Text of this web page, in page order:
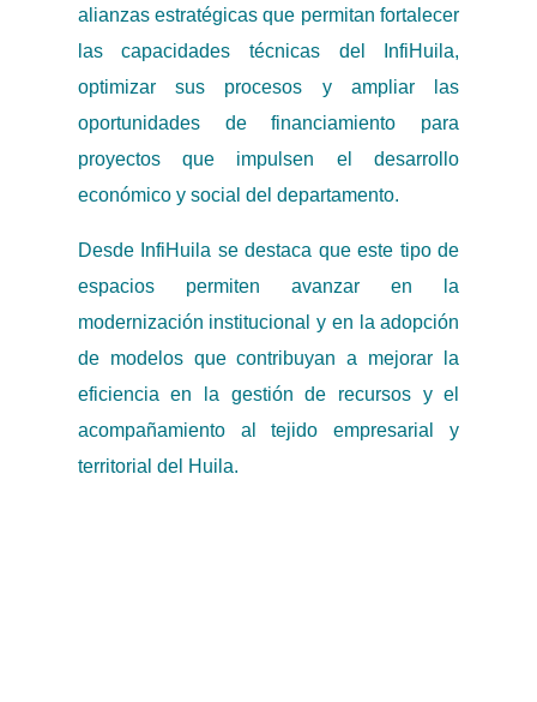
alianzas estratégicas que permitan fortalecer
las capacidades técnicas del InfiHuila,
optimizar sus procesos y ampliar las
oportunidades de financiamiento para
proyectos que impulsen el desarrollo
económico y social del departamento.
Desde InfiHuila se destaca que este tipo de
espacios permiten avanzar en la
modernización institucional y en la adopción
de modelos que contribuyan a mejorar la
eficiencia en la gestión de recursos y el
acompañamiento al tejido empresarial y
territorial del Huila.